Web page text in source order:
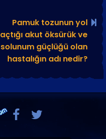
Pamuk tozunun yol
açtığı akut öksürük ve
solunum güçlüğü olan
hastalığın adı nedir?